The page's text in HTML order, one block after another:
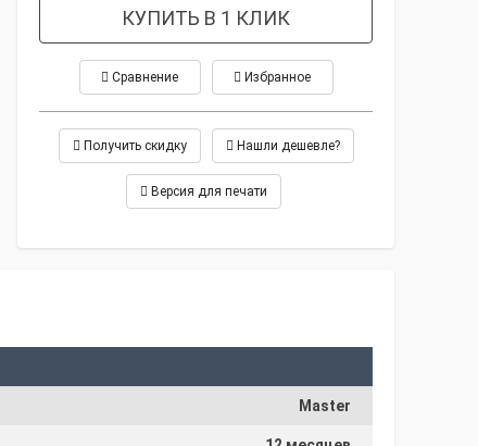
КУПИТЬ В 1 КЛИК
Сравнение Избранное
Получить скидку Нашли дешевле?
Версия для печати
Master